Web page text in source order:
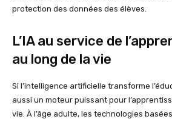
protection des données des élèves.
L’IA au service de
au long de la vie
Si l’intelligence artificielle transforme
aussi un moteur puissant pour
vie. À l’âge adulte, les technologies